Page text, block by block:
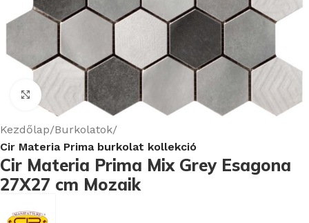
Nagyításhoz kattints ide
Kezdőlap Burkolatok
Cir Materia Prima burkolat kollekció
Cir Materia Prima Mix Grey Esagona
27X27 cm Mozaik